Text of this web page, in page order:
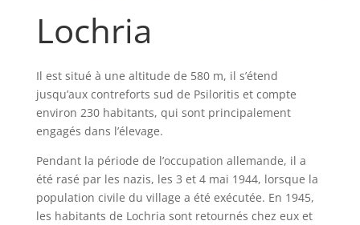
Lochria
Il est situé à une altitude de 580 m, il s’étend
jusqu’aux contreforts sud de Psiloritis et compte
environ 230 habitants, qui sont principalement
engagés dans l’élevage.
Pendant la période de l’occupation allemande, il a
été rasé par les nazis, les 3 et 4 mai 1944, lorsque la
population civile du village a été exécutée. En 1945,
les habitants de Lochria sont retournés chez eux et